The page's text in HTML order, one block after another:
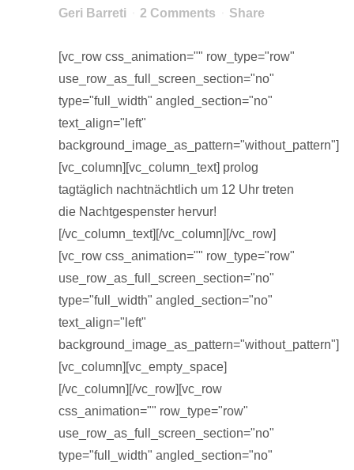
Geri Barreti
2 Comments Share
[vc_row css_animation="" row_type="row"
use_row_as_full_screen_section="no"
type="full_width" angled_section="no"
text_align="left"
background_image_as_pattern="without_pattern"]
[vc_column][vc_column_text] prolog
tagtäglich nachtnächtlich um 12 Uhr treten
die Nachtgespenster hervur!
[/vc_column_text][/vc_column][/vc_row]
[vc_row css_animation="" row_type="row"
use_row_as_full_screen_section="no"
type="full_width" angled_section="no"
text_align="left"
background_image_as_pattern="without_pattern"]
[vc_column][vc_empty_space]
[/vc_column][/vc_row][vc_row
css_animation="" row_type="row"
use_row_as_full_screen_section="no"
type="full_width" angled_section="no"